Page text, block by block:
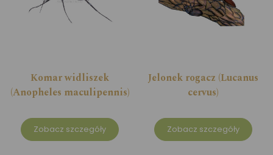
Komar widliszek
(Anopheles maculipennis)
Zobacz szczegóły
Jelonek rogacz (Lucanus
cervus)
Zobacz szczegóły